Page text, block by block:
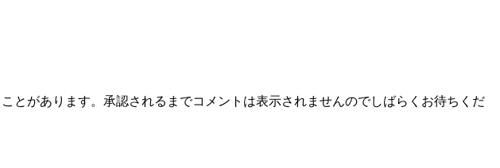
とがあります。承認されるまでコメントは表示されませんのでしばらくお待ちくだ